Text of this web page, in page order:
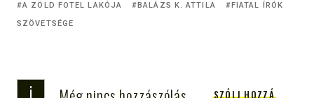
A ZÖLD FOTEL LAKÓJA BALÁZS K. ATTILA
FIATAL ÍRÓK
SZÖVETSÉGE
SZÓLJ HOZZÁ